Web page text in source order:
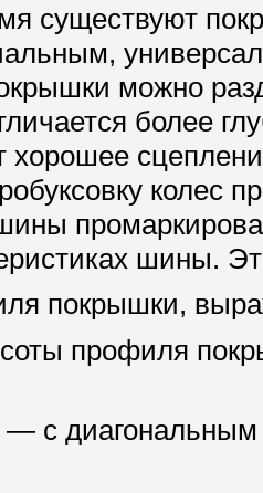
существуют
можно
более
хорошее
колес
шины.
покрышки,
профиля
с диагональным